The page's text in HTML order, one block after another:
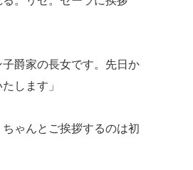
爵家の長女です。先日か
します」
ゃんとご挨拶するのは初